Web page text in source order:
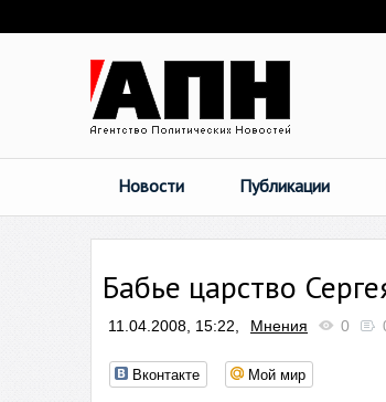
Новости Публикации
Бабье царство
11.04.2008, 15:22, Мнения 0
Вконтакте Мой мир